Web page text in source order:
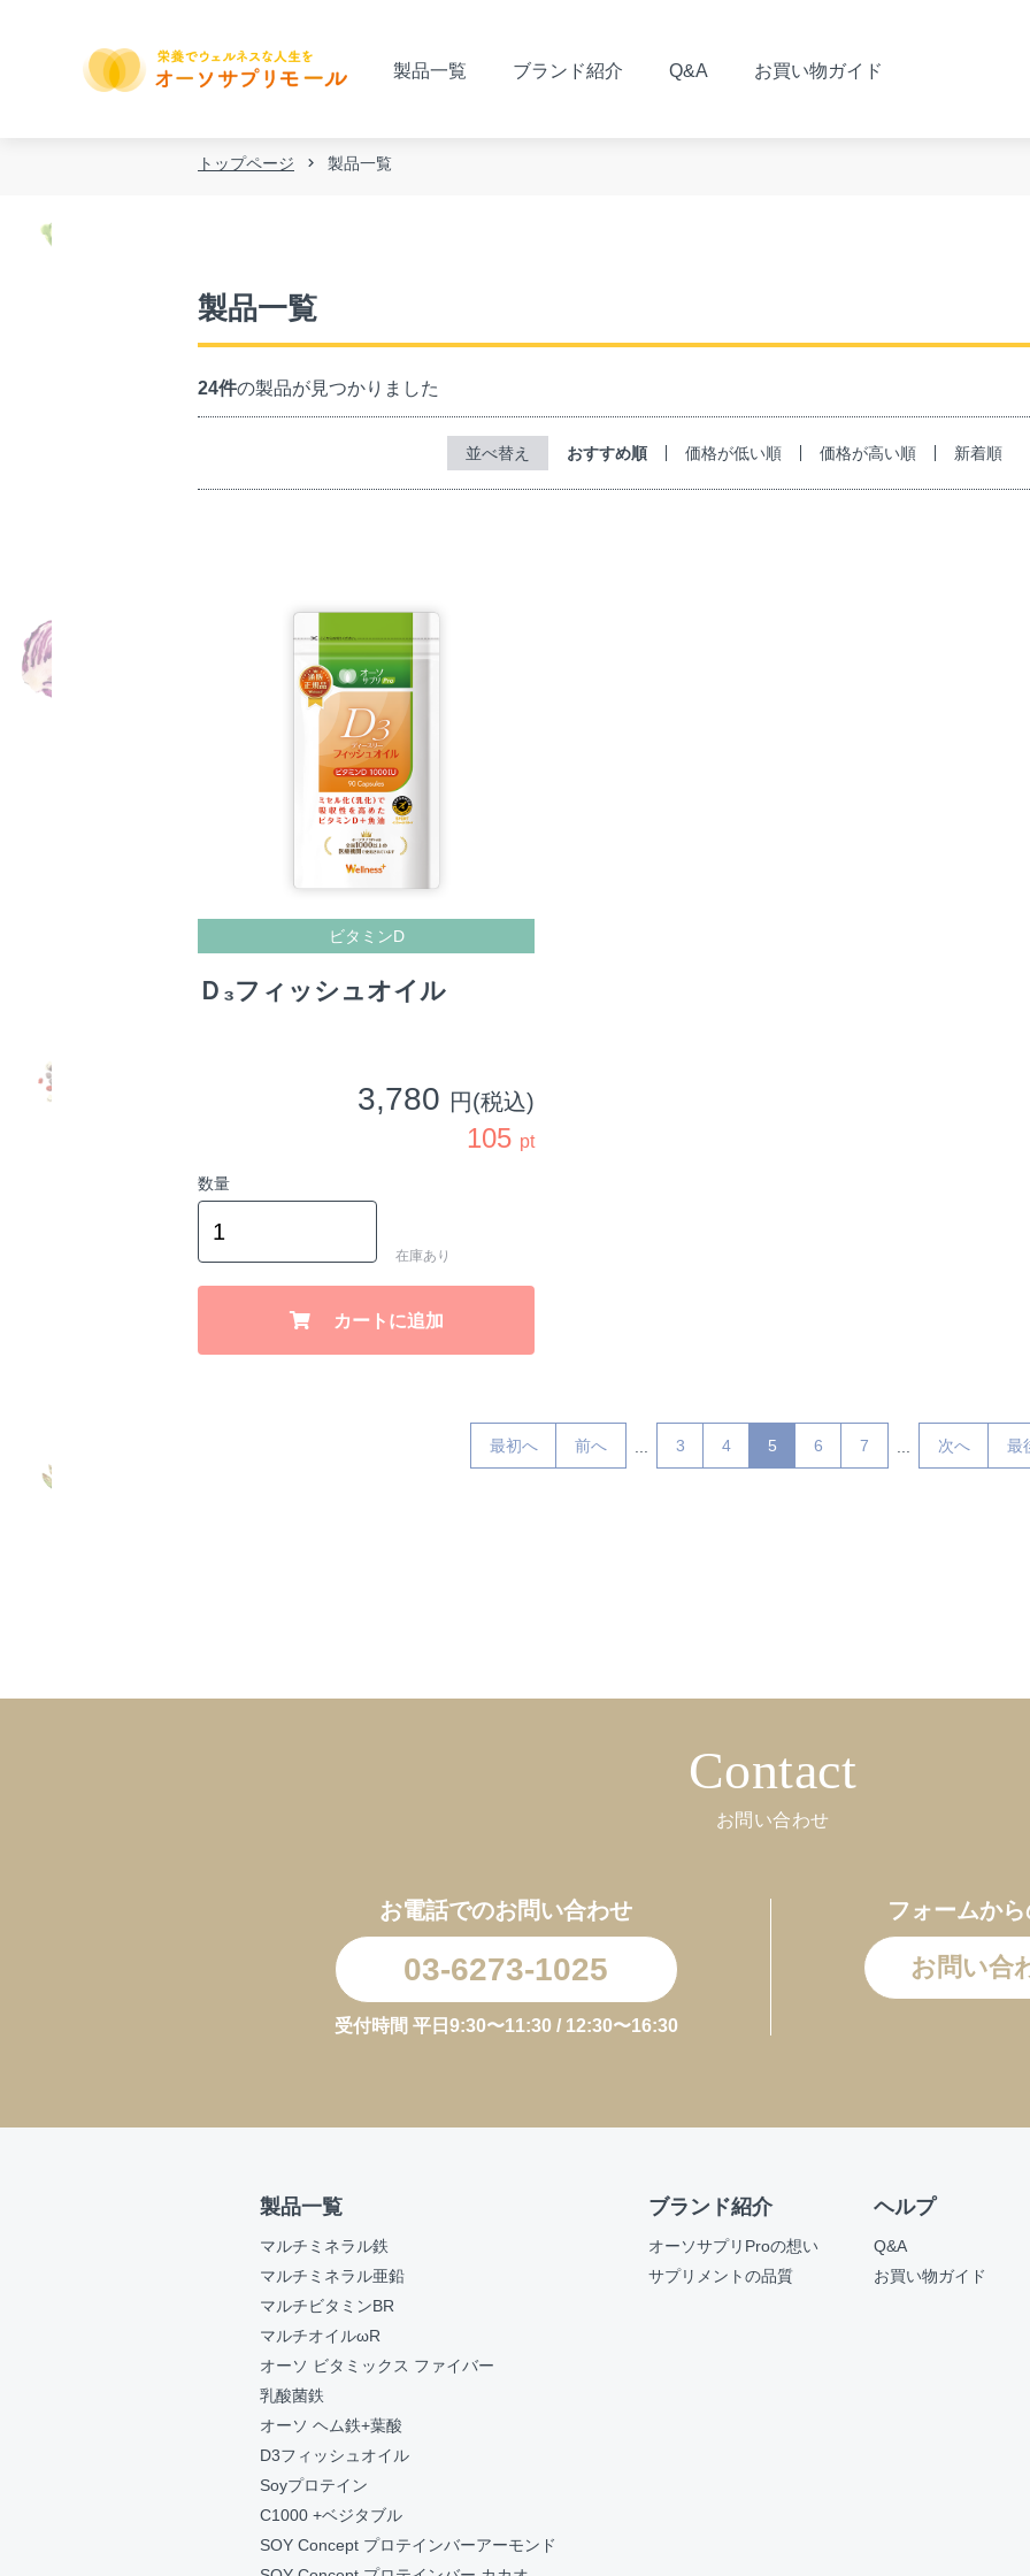
製品一覧 ブランド紹介 Q&A お買い物ガイド
トップページ 製品一覧
製品一覧
24件の製品が見つかりました
おすすめ順 価格が低い順 価格が高い順 新着順
ビタミンD
Ｄ₃フィッシュオイル
3,780 円(税込)
105 pt
数量
在庫あり
カートに追加
最初へ 前へ 3 4 5 6 7 次へ 最
Contact
お問い合わせ
お電話でのお問い合わせ
03-6273-1025
受付時間 平日9:30〜11:30 / 12:30〜16:30
フォームか
お問い合
製品一覧
マルチミネラル鉄
マルチミネラル亜鉛
マルチビタミンBR
マルチオイルωR
オーソ ビタミックス ファイバー
乳酸菌鉄
オーソ ヘム鉄+葉酸
D3フィッシュオイル
Soyプロテイン
C1000 +ベジタブル
SOY Concept プロテインバーアーモンド
ブランド紹介
オーソサプリProの想い
サプリメントの品質
ヘルプ
Q&A
お買い物ガイド